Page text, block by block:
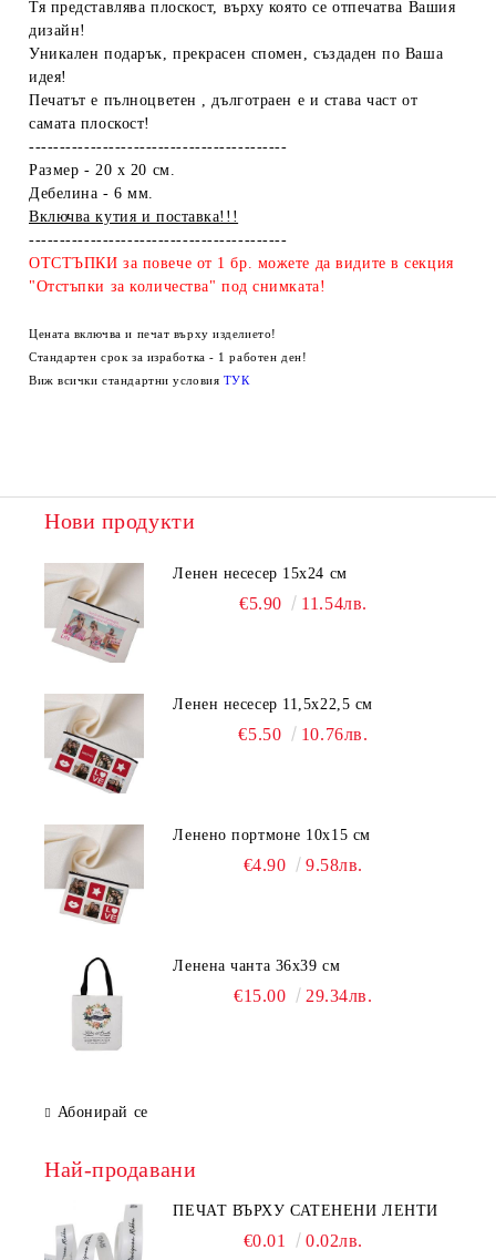
Тя представлява плоскост, върху която се отпечатва Вашия
дизайн!
Уникален подарък, прекрасен спомен, създаден по Ваша
идея!
Печатът е пълноцветен , дълготраен е и става част от
самата плоскост!
------------------------------------------
Размер - 20 x 20 см.
Дебелина - 6 мм.
Включва кутия и поставка!!!
------------------------------------------
ОТСТЪПКИ за повече от 1 бр. можете да видите в секция
"Отстъпки за количества" под снимката!
Цената включва и печат върху изделието!
Стандартен срок за изработка - 1 работен ден!
Виж всички стандартни условия ТУК
Нови продукти
Ленен несесер 15х24 см
€5.90 11.54лв.
Ленен несесер 11,5х22,5 см
€5.50 10.76лв.
Ленено портмоне 10х15 см
€4.90 9.58лв.
Ленена чанта 36х39 см
€15.00 29.34лв.
Абонирай се
Най-продавани
ПЕЧАТ ВЪРХУ САТЕНЕНИ ЛЕНТИ
€0.01 0.02лв.